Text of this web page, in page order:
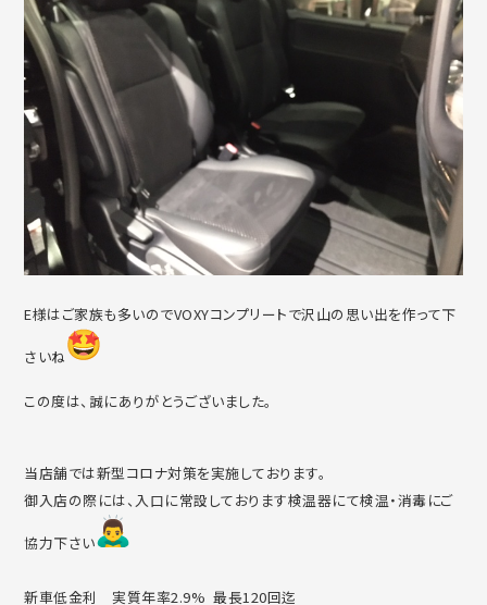
E様はご家族も多いのでVOXYコンプリートで沢山の思い出を作って下
さいね
この度は、誠にありがとうございました。
当店舗では新型コロナ対策を実施しております。
御入店の際には、入口に常設しております検温器にて検温・消毒にご
協力下さい
新車低金利 実質年率2.9% 最長120回迄